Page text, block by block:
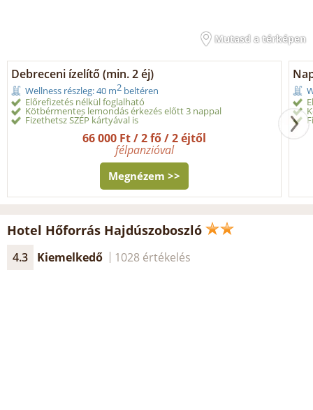
Mutasd a térképen
Debreceni ízelítő (min. 2 éj)
Wellness részleg: 40 m2 beltéren
Előrefizetés nélkül foglalható
Kötbérmentes lemondás érkezés előtt 3 nappal
Fizethetsz SZÉP kártyával is
66 000 Ft / 2 fő / 2 éjtől
félpanzióval
Megnézem >>
Hotel Hőforrás Hajdúszoboszló
4.3 Kiemelkedő 1028 értékelés